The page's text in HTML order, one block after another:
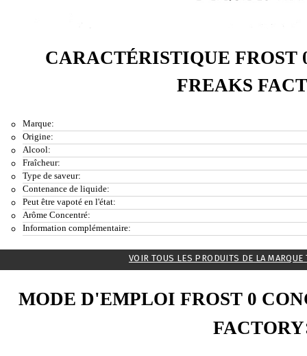
CARACTÉRISTIQUE FROST
FREAKS
Marque:
Origine:
Alcool:
Fraîcheur:
Type de saveur:
Contenance de liquide:
Peut être vapoté en l'état:
Arôme Concentré:
Information complémentaire:
VOIR TOUS LES PRODUITS DE LA MARQUE
MODE D'EMPLOI FROST 0
FACTORY